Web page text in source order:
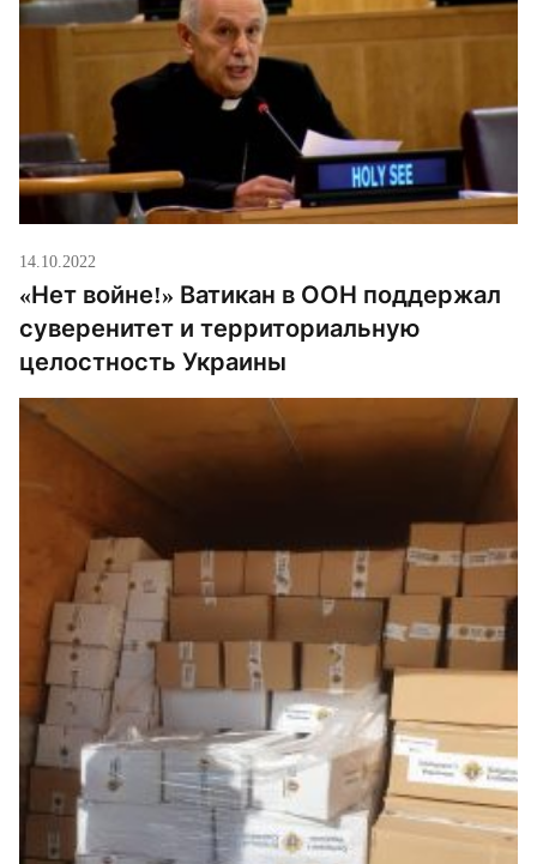
14.10.2022
«Нет войне!» Ватикан в ООН поддержал
суверенитет и территориальную
целостность Украины